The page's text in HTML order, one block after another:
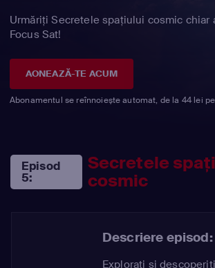
Urmăriți Secretele spaţiului cosmic chiar
Focus Sat!
AONEAZĂ-TE ACUM
Abonamentul se reînnoiește automat, de la 44 lei
Episod
5:
Secretele
cosmic
Descriere episod:
Exploraţi şi